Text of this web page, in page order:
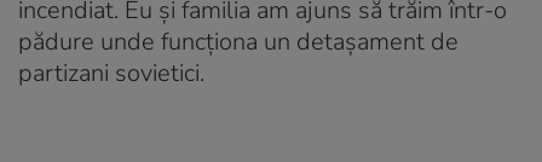
incendiat. Eu și familia am ajuns să trăim într-o
pădure unde funcționa un detașament de
partizani sovietici.